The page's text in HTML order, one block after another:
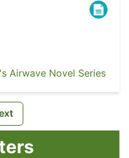
Airwave Novel Series